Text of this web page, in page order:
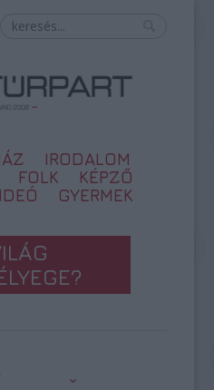
IRODALOM
FOLK
KÉPZŐ
GYERMEK